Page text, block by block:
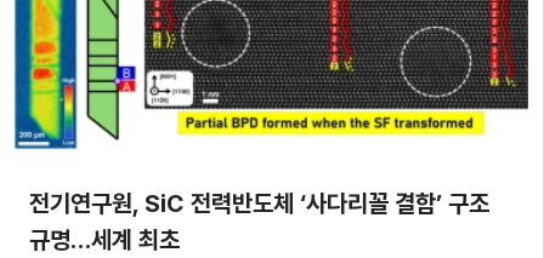
전기연구원, SiC 전력반도체 ‘사다리꼴 결함’ 구조
규명…세계 최초